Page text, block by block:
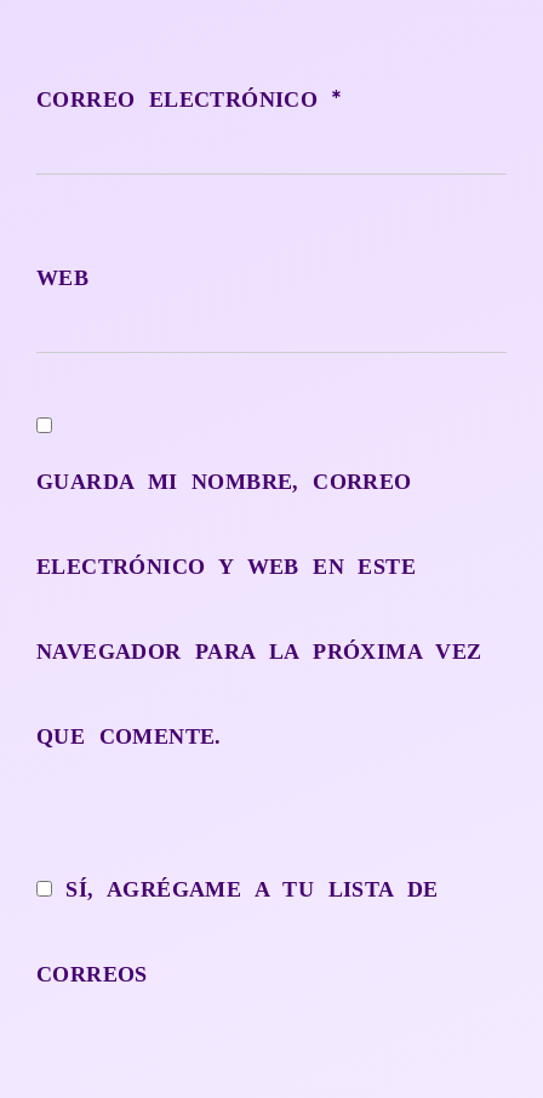
CORREO ELECTRÓNICO *
WEB
GUARDA MI NOMBRE, CORREO
ELECTRÓNICO Y WEB EN ESTE
NAVEGADOR PARA LA PRÓXIMA VEZ
QUE COMENTE.
SÍ, AGRÉGAME A TU LISTA DE
CORREOS